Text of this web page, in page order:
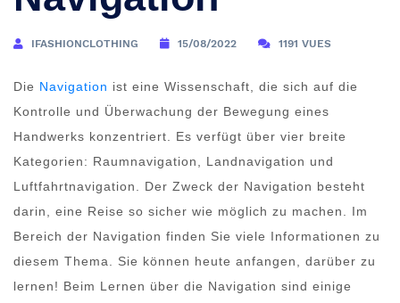
IFASHIONCLOTHING 15/08/2022 1191 VUES
Die Navigation ist eine Wissenschaft, die sich auf die
Kontrolle und Überwachung der Bewegung eines
Handwerks konzentriert. Es verfügt über vier breite
Kategorien: Raumnavigation, Landnavigation und
Luftfahrtnavigation. Der Zweck der Navigation besteht
darin, eine Reise so sicher wie möglich zu machen. Im
Bereich der Navigation finden Sie viele Informationen zu
diesem Thema. Sie können heute anfangen, darüber zu
lernen! Beim Lernen über die Navigation sind einige